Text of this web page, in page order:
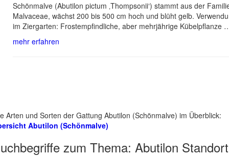
Schönmalve (Abutilon pictum ‚Thompsonii‘) stammt aus der
Malvaceae, wächst 200 bis 500 cm hoch und blüht gelb.
im Ziergarten: Frostempfindliche, aber mehrjährige Kübelpflanze
mehr erfahren
Arten und Sorten der Gattung Abutilon (Schönmalve) im Überblick:
Abutilon (Schönmalve)
zum Thema: Abutilon Standort